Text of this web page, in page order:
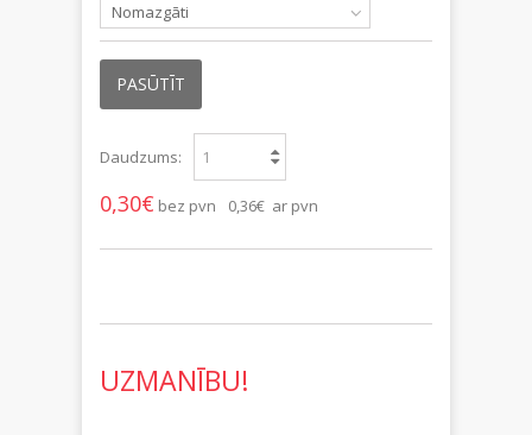
Nomazgāti
PASŪTĪT
Daudzums:
0,30€ bez pvn 0,36€ ar pvn
UZMANĪBU!